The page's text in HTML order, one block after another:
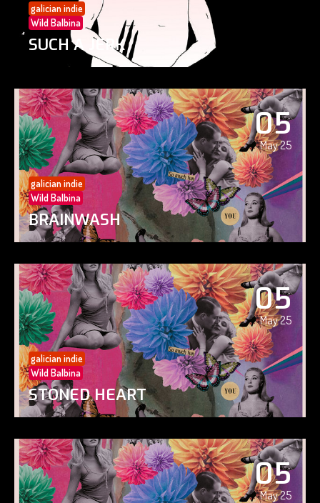
galician indie
Wild Balbina
SUCH A JERK
05
May 25
galician indie
Wild Balbina
BRAINWASH
05
May 25
galician indie
Wild Balbina
STONED HEART
05
May 25